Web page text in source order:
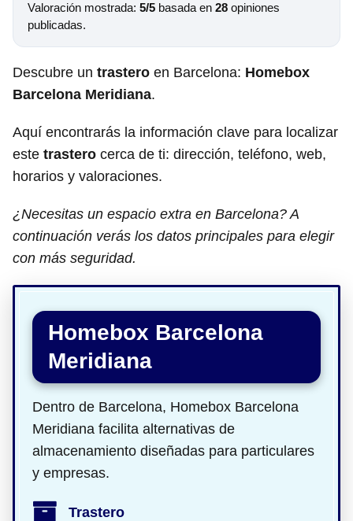
Valoración mostrada: 5/5 basada en 28 opiniones
publicadas.
Descubre un trastero en Barcelona: Homebox
Barcelona Meridiana.
Aquí encontrarás la información clave para localizar
este trastero cerca de ti: dirección, teléfono, web,
horarios y valoraciones.
¿Necesitas un espacio extra en Barcelona? A
continuación verás los datos principales para elegir
con más seguridad.
Homebox Barcelona
Meridiana
Dentro de Barcelona, Homebox Barcelona
Meridiana facilita alternativas de
almacenamiento diseñadas para particulares
y empresas.
Trastero